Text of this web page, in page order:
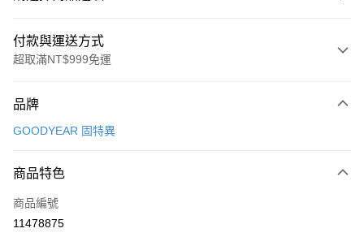
付款與運送方式
超取滿NT$999免運
信用卡一次付款
LINE Pay
Apple Pay
品牌
GOODYEAR 固特異
商品特色
商品編號
11478875